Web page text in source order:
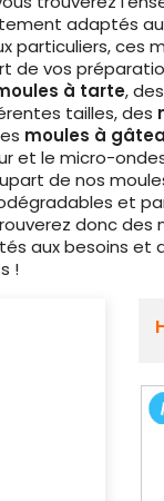
adaptés
particuliers, ces
de vos
à tarte, des
tailles, des
moules à
et le micro-
de nos
et
donc des
aux besoins et
!